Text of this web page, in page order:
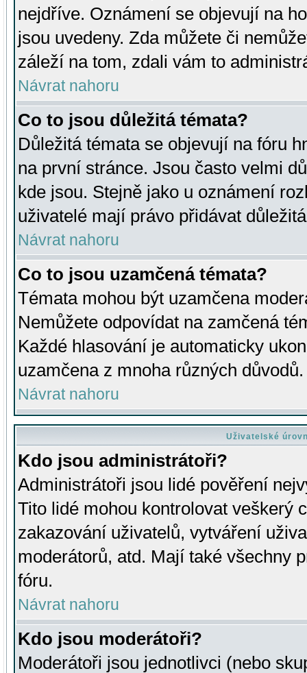
nejdříve. Oznámení se objevují na
jsou uvedeny. Zda můžete či
záleží na tom, zdali vám to
Návrat nahoru
Co to jsou důležitá témata?
Důležitá témata se objevují na fóru
na první stránce. Jsou často velmi
kde jsou. Stejně jako u oznámení
uživatelé mají právo přidávat
Návrat nahoru
Co to jsou uzamčená témata?
Témata mohou být uzamčena
Nemůžete odpovídat na zamčená
Každé hlasování je automaticky
uzamčena z mnoha různých důvodů.
Návrat nahoru
Uživatelské
Kdo jsou administrátoři?
Administrátoři jsou lidé pověření
Tito lidé mohou kontrolovat veškerý
zakazování uživatelů, vytváření
moderátorů, atd. Mají také všechny
fóru.
Návrat nahoru
Kdo jsou moderátoři?
Moderátoři jsou jednotlivci (nebo